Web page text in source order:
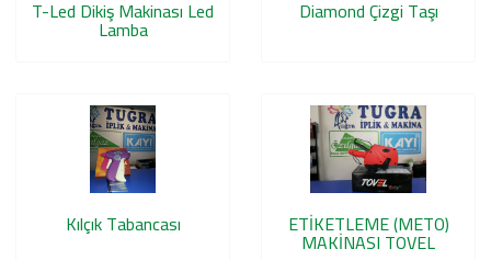
T-Led Dikiş Makinası Led
Lamba
Diamond Çizgi Taşı
Kılçık Tabancası ETİKETLEME (METO)
MAKİNASI TOVEL